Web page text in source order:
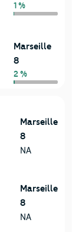
1 %
Marseille
8
2 %
Marseille
8
NA
Marseille
8
NA